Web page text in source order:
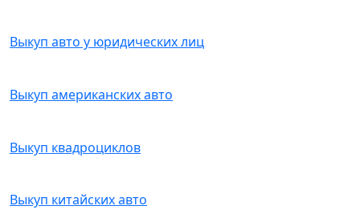
Выкуп авто у юридических лиц
Выкуп американских авто
Выкуп квадроциклов
Выкуп китайских авто